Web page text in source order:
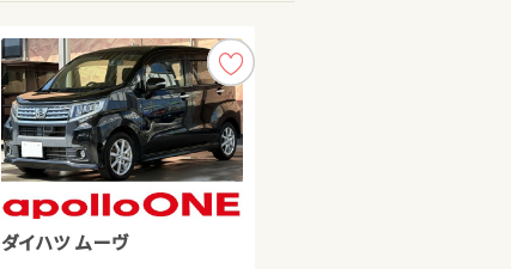
ダイハツ ムーヴ
日産 セレナ
トヨタ ヴォクシー ハイブリッ